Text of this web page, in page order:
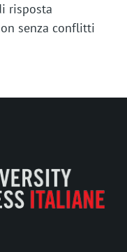
risposta
senza conflitti